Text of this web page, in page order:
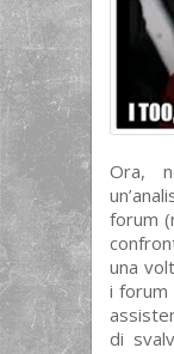
Ora,
forum
una
i forum
di